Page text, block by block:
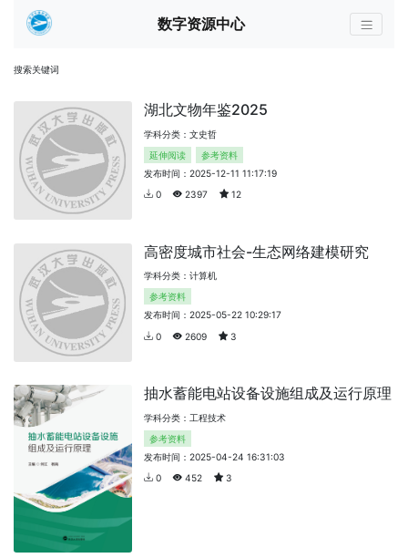
数字资源中心
搜索关键词
湖北文物年鉴2025
学科分类：文史哲
延伸阅读
参考资料
发布时间：2025-12-11 11:17:19
0
2397 12
高密度城市社会-生态网络建模研究
学科分类：计算机
参考资料
发布时间：2025-05-22 10:29:17
0
2609 3
抽水蓄能电站设备设施组成及运行原理
学科分类：工程技术
参考资料
发布时间：2025-04-24 16:31:03
0
452 3